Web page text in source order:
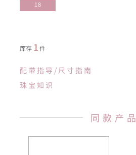
18
库存 1件
配带指导/尺寸指南
珠宝知识
同款产品